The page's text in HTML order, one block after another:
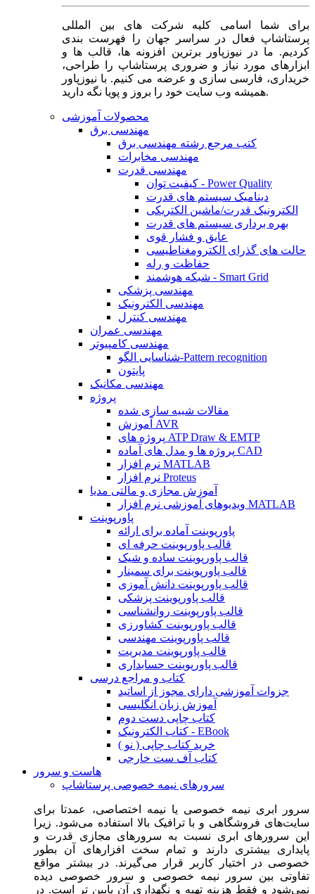
برای شما اسامی کلیه شرکت های بین المللی
پرستاشاپ فعال در سراسر جهان را فهرست بندی
کردیم. ما در نیوزپاور برترین افزونه ها، قالب ها و
ابزارهای مورد نیاز و ضروری پرستاشاپ را طراحی،
خریداری، فارسی سازی و عرضه می کنیم. با نیوزپاور
همیشه وب سایت خود را بروز و پویا نگه دارید.
محصولات آموزشی
مهندسی برق
کتب مرجع رشته مهندسی برق
مهندسی مخابرات
مهندسی قدرت
کیفیت توان - Power Quality
دینامیک سیستم های قدرت
الکترونیک قدرت/ماشین الکتریکی
بهره برداری سیستم های قدرت
عایق و فشار قوی
حالت های گذرای الکترومغناطیسی
حفاظت و رله
شبکه هوشمند - Smart Grid
مهندسی پزشکی
مهندسی الکترونیک
مهندسی کنترل
مهندسی عمران
مهندسی کامپیوتر
شناسایی الگو-Pattern recognition
پایتون
مهندسی مکانیک
پروژه
مقالات شبیه سازی شده
آموزش AVR
پروژه های ATP Draw & EMTP
پروژه ها و مدل های آماده CAD
نرم افزار MATLAB
نرم افزار Proteus
آموزش مجازی و مالتی مدیا
ویدیوهای آموزشی نرم افزار MATLAB
پاورپوینت
پاورپوینت آماده برای ارائه
قالب پاورپوینت حرفه ای
قالب پاورپوینت ساده و شیک
قالب پاورپوینت برای سمینار
قالب پاورپوینت دانش آموزی
قالب پاورپوینت پزشکی
قالب پاورپوینت روانشناسی
قالب پاورپوینت کشاورزی
قالب پاورپوینت مهندسی
قالب پاورپوینت مدیریت
قالب پاورپوینت حسابداری
کتاب و مراجع درسی
جزوات آموزشی دارای مجوز از اساتید
آموزش زبان انگلیسی
کتاب چاپی دست دوم
کتاب الکترونیک - EBook
خرید کتاب چاپی ( نو )
کتاب آف ست خارجی
هاست و سرور
سرورهای نیمه خصوصی پرستاشاپ
سرور ابری نیمه خصوصی یا نیمه اختصاصی، عمدتا برای
سایت‌های فروشگاهی و با ترافیک بالا استفاده می‌شود. زیرا
این سرورهای ابری نسبت به سرورهای مجازی قدرت و
پایداری بیشتری دارند و تمام سخت افزارهای آن بطور
خصوصی در اختیار کاربر قرار می‌گیرند. در بیشتر مواقع
تفاوتی بین سرور نیمه خصوصی و سرور خصوصی دیده
نمی‌شود و فقط هزینه تهیه و نگهداری آن پایین تر است. در